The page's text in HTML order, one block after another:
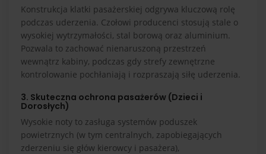
Konstrukcja klatki pasażerskiej odgrywa kluczową rolę
podczas uderzenia. Czołowi producenci stosują stale o
wysokiej wytrzymałości, stal borową oraz aluminium.
Pozwala to zachować nienaruszoną przestrzeń
wewnątrz kabiny, podczas gdy strefy zewnętrzne
kontrolowanie pochłaniają i rozpraszają siłę uderzenia.
3. Skuteczna ochrona pasażerów (Dzieci i
Dorosłych)
Wysokie noty to zasługa systemów poduszek
powietrznych (w tym centralnych, zapobiegających
zderzeniu się głów kierowcy i pasażera),